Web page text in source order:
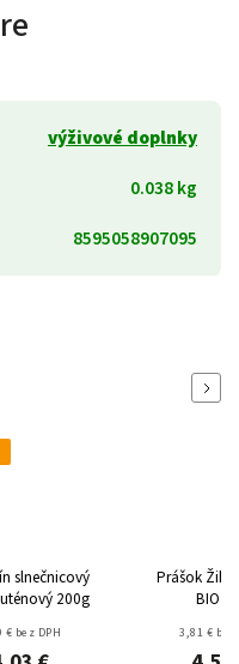
výživové doplnky
0.038 kg
8595058907095
slnečnicový
200g
€ bez DPH
Prášok
BIO
3,81 € bez
Next